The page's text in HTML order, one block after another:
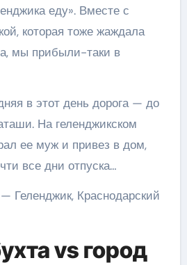
еду». Вместе с
которая тоже жаждала
мы прибыли-таки в
в этот день дорога — до
На геленджикском
ее муж и привез в дом,
все дни отпуска…
Геленджик, Краснодарский
vs город